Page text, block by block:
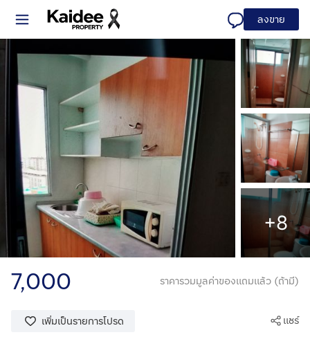
ลงขาย
+8
7,000 ราคารวมมูลค่าของแถมแล้ว (ถ้ามี)
เพิ่มเป็นรายการโปรด แชร์